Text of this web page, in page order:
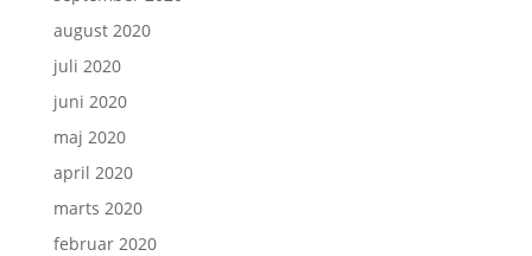
august 2020
juli 2020
juni 2020
maj 2020
april 2020
marts 2020
februar 2020